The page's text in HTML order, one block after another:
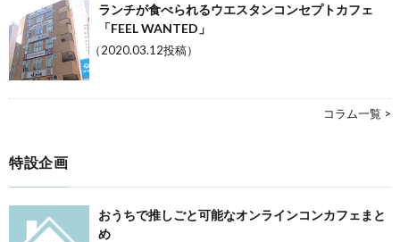
ランチが食べられるウエスタンコンセプトカフェ
「FEEL WANTED」
（2020.03.12投稿）
コラム一覧 >
特設企画
おうちで推しごと可能なオンラインコンカフェまと
め